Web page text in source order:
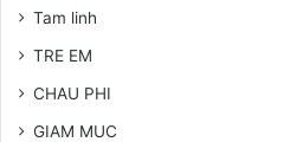
Tam linh
TRE EM
CHAU PHI
GIAM MUC